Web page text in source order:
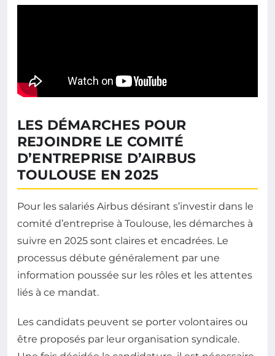
LES DÉMARCHES POUR
REJOINDRE LE COMITÉ
D’ENTREPRISE D’AIRBUS
TOULOUSE EN 2025
Pour les salariés Airbus désirant s’investir dans le
comité d’entreprise à Toulouse, les démarches à
suivre en 2025 sont claires et encadrées. Le
processus débute généralement par une
information poussée sur les rôles et les attentes
liés à ce mandat.
Les candidats peuvent se porter volontaires ou
être proposés par leur organisation syndicale.